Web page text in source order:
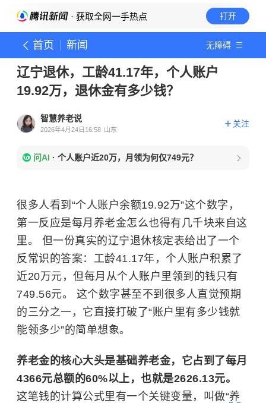
· 获取全网一手热点 打开
首页 新闻 无障碍
辽宁退休，工龄41.17年，个人账户
19.92万，退休金有多少钱？
智慧养老说
2026年4月24日16:58 山东
关注
问AI · 个人账户近20万，月领为何仅749元？
很多人看到“个人账户余额19.92万”这个数字，
第一反应是每月养老金怎么也得有几千块来自这
里。 但一份真实的辽宁退休核定表给出了一个
反常识的答案：工龄41.17年，个人账户积累了
近20万元，但每月从个人账户里领到的钱只有
749.56元。 这个数字甚至不到很多人直觉预期
的三分之一，它直接打破了“账户里有多少钱就
能领多少”的简单想象。
养老金的核心大头是基础养老金，它占到了每月
4366元总额的60%以上，也就是2626.13元。
这笔钱的计算公式里有一个关键变量，叫做“养